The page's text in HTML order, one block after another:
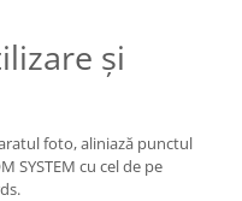
și
foto, aliniază punctul
SYSTEM cu cel de pe